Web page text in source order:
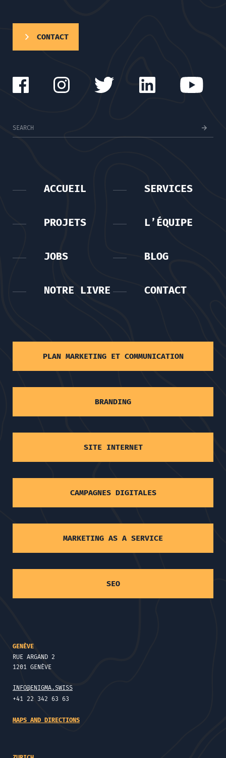
CONTACT
ACCUEIL SERVICES
PROJETS L’ÉQUIPE
JOBS BLOG
NOTRE LIVRE CONTACT
PLAN MARKETING ET COMMUNICATION
BRANDING
SITE INTERNET
CAMPAGNES DIGITALES
MARKETING AS A SERVICE
SEO
GENÈVE
RUE ARGAND 2
1201 GENÈVE
INFO@ENIGMA.SWISS
+41 22 342 63 63
MAPS AND DIRECTIONS